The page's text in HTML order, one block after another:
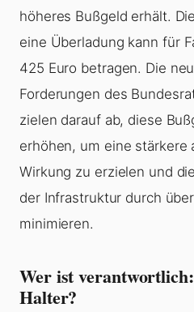
höheres Bußgeld erhält.
eine Überladung kann für
425 Euro betragen. Die
Forderungen des
zielen darauf ab, diese
erhöhen, um eine stärkere
Wirkung zu erzielen und
der Infrastruktur durch
minimieren.
Wer ist
Halter?